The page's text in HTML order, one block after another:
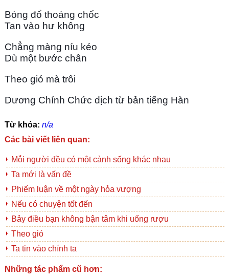
Bóng đổ thoáng chốc
Tan vào hư không
Chẳng màng níu kéo
Dù một bước chân
Theo gió mà trôi
Dương Chính Chức dịch từ bản tiếng Hàn
Từ khóa: n/a
Các bài viết liên quan:
Mỗi người đều có một cảnh sống khác nhau
Ta mới là vấn đề
Phiếm luận về một ngày hỏa vượng
Nếu có chuyện tốt đến
Bảy điều bạn không bận tâm khi uống rượu
Theo gió
Ta tin vào chính ta
Những tác phẩm cũ hơn: